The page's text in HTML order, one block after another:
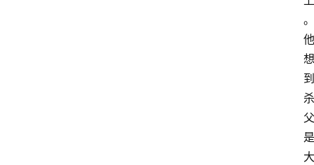
。
他
想
到
杀
父
是
大